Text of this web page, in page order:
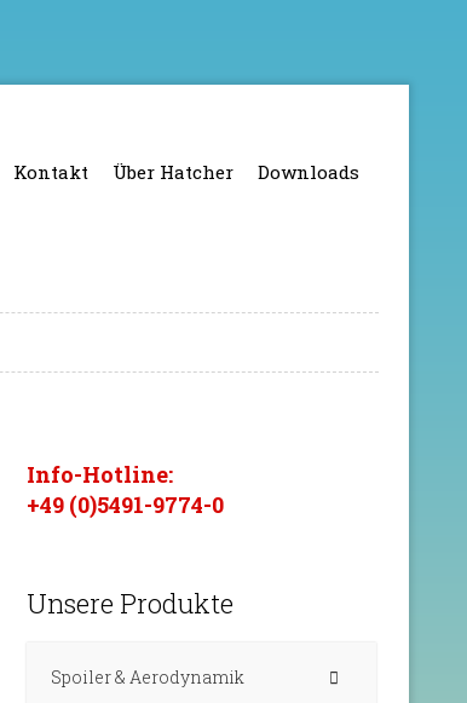
Kontakt Über Hatcher Downloads
Info-Hotline:
+49 (0)5491-9774-0
Unsere Produkte
Spoiler & Aerodynamik